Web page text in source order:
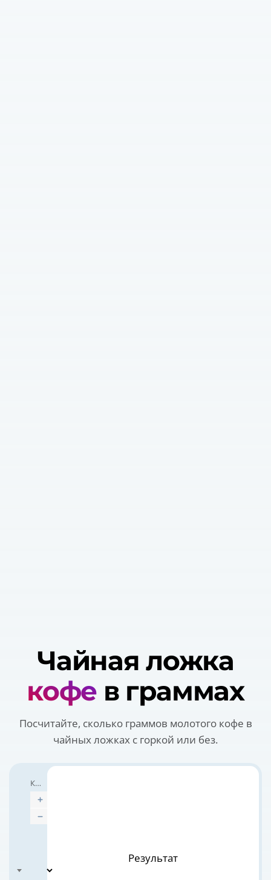
Чайная ложка
кофев граммах
Посчитайте, сколько граммов молотого кофе в
чайных ложках с горкой или без.
Количество
Результат